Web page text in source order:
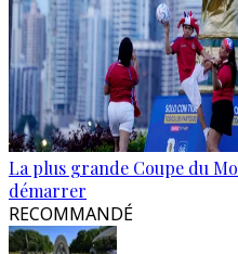
La plus grande Coupe du
démarrer
RECOMMANDÉ